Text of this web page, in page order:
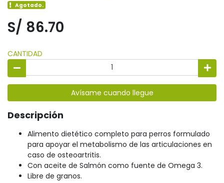
Agotado.
S/ 86.70
CANTIDAD
Avísame cuando llegue
Descripción
Alimento dietético completo para perros formulado
para apoyar el metabolismo de las articulaciones en
caso de osteoartritis.
Con aceite de Salmón como fuente de Omega 3.
Libre de granos.